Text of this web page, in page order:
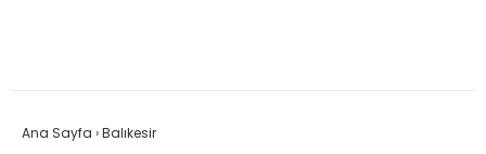
Ana Sayfa ›Balıkesir